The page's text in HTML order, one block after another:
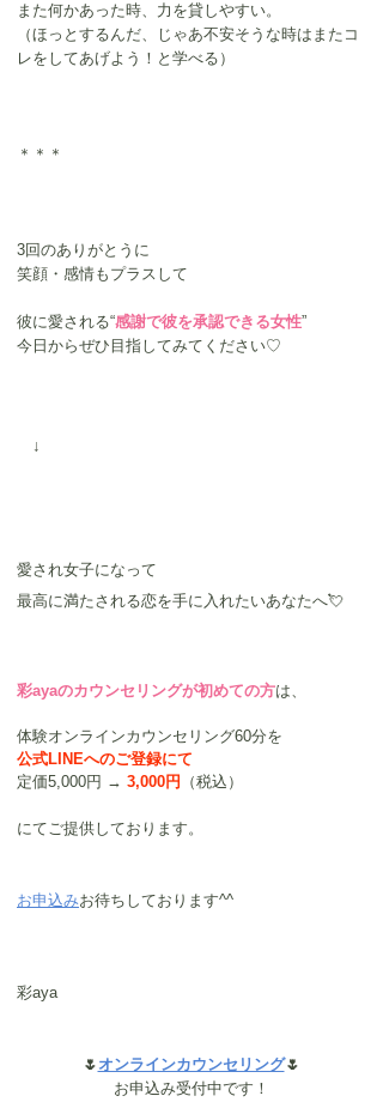
また何かあった時、力を貸しやすい。
（ほっとするんだ、じゃあ不安そうな時はまたコ
レをしてあげよう！と学べる）
＊＊＊
3回のありがとうに
笑顔・感情もプラスして
彼に愛される“感謝で彼を承認できる女性”
今日からぜひ目指してみてください♡
↓
愛され女子になって
最高に満たされる恋を手に入れたいあなたへ💘
彩ayaのカウンセリングが初めての方は、
体験オンラインカウンセリング60分を
公式LINEへのご登録にて
定価5,000円 → 3,000円 （税込）
にてご提供しております。
お申込みお待ちしております^^
彩aya
🌷 オンラインカウンセリング🌷
お申込み受付中です！